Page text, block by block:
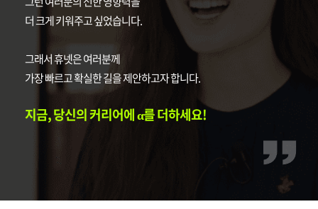
더 크게 키워주고 싶었습니다.
그래서 휴넷은 여러분께
가장 빠르고 확실한 길을 제안하고자 합니다.
지금, 당신의 커리어에 α를 더하세요!